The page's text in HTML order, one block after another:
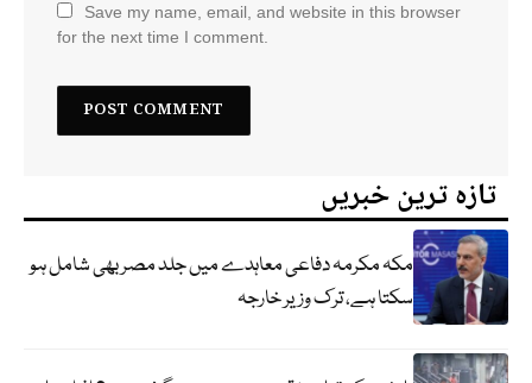
Save my name, email, and website in this browser
for the next time I comment.
تازہ ترین خبریں
مکہ مکرمہ دفاعی معاہدے میں جلد مصر بھی شامل ہو
سکتا ہے، ترک وزیر خارجہ